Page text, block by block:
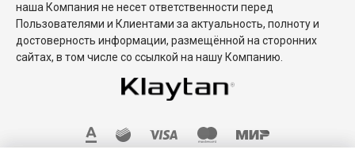
наша Компания не несет ответственности перед
Пользователями и Клиентами за актуальность, полноту и
достоверность информации, размещённой на сторонних
сайтах, в том числе со ссылкой на нашу Компанию.